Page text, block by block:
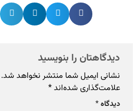
دیدگاهتان را بنویسید
نشانی ایمیل شما منتشر نخواهد شد.
علامت‌گذاری شده‌اند*
دیدگاه*